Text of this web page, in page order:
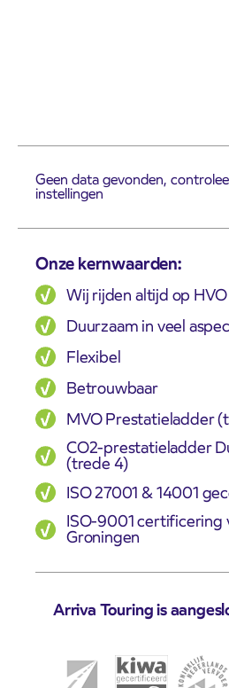
Geen data gevonden,
instellingen
Onze kernwaarden:
Wij rijden altijd op
Duurzaam in veel
Flexibel
Betrouwbaar
MVO Prestatieladder
CO2-prestatieladder
(trede 4)
ISO 27001 & 14001
ISO-9001 certificering
Groningen
Arriva Touring is